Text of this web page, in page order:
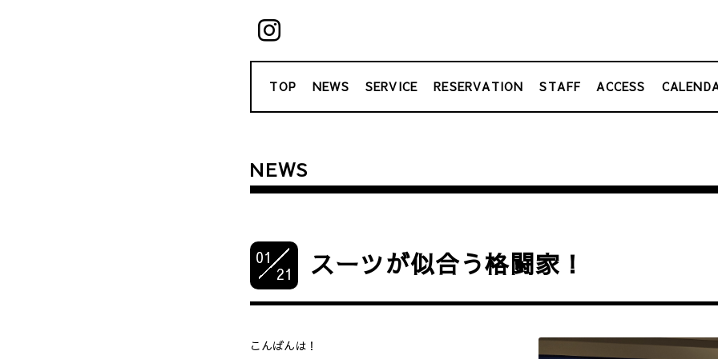
TOP NEWS SERVICE RESERVATION STAFF ACCESS
NEWS
01
21
スーツが似合う格闘家！
こんばんは！